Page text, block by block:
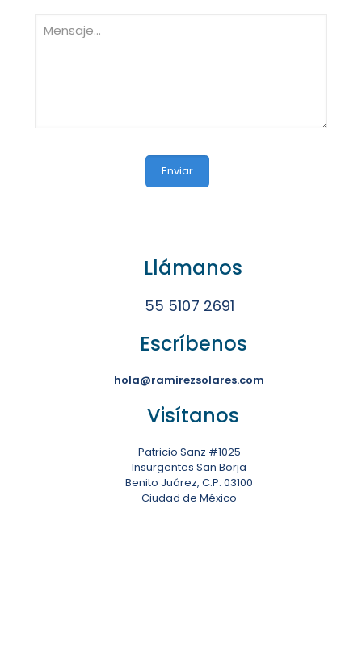
Llámanos
55 5107 2691
Escríbenos
hola@ramirezsolares.com
Visítanos
Patricio Sanz #1025
Insurgentes San Borja
Benito Juárez, C.P. 03100
Ciudad de México